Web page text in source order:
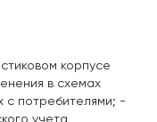
корпусе
в схемах
с потребителями; -
учета